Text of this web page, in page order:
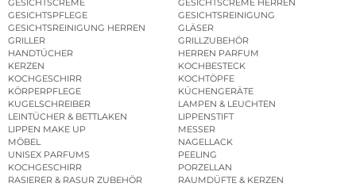
GESICHTSCREME
GESICHTSCREME HERREN
GESICHTSPFLEGE
GESICHTSREINIGUNG
GESICHTSREINIGUNG HERREN
GLÄSER
GRILLER
GRILLZUBEHÖR
HANDTÜCHER
HERREN PARFUM
KERZEN
KOCHBESTECK
KOCHGESCHIRR
KOCHTÖPFE
KÖRPERPFLEGE
KÜCHENGERÄTE
KUGELSCHREIBER
LAMPEN & LEUCHTEN
LEINTÜCHER & BETTLAKEN
LIPPENSTIFT
LIPPEN MAKE UP
MESSER
MÖBEL
NAGELLACK
UNISEX PARFUMS
PEELING
KOCHGESCHIRR
PORZELLAN
RASIERER & RASUR ZUBEHÖR
RAUMDÜFTE & KERZEN